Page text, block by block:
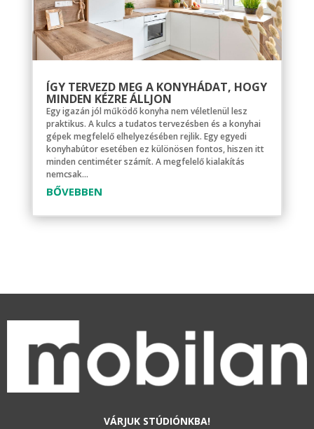
ÍGY TERVEZD MEG A KONYHÁDAT, HOGY
MINDEN KÉZRE ÁLLJON
Egy igazán jól működő konyha nem véletlenül lesz
praktikus. A kulcs a tudatos tervezésben és a konyhai
gépek megfelelő elhelyezésében rejlik. Egy egyedi
konyhabútor esetében ez különösen fontos, hiszen itt
minden centiméter számít. A megfelelő kialakítás
nemcsak...
BŐVEBBEN
VÁRJUK STÚDIÓNKBA!